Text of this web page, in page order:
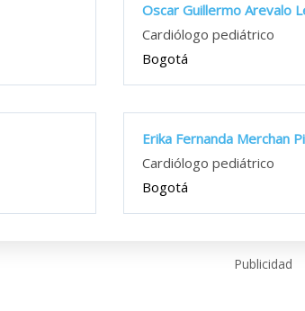
Oscar Guillermo Arevalo
Cardiólogo pediátrico
Bogotá
Erika Fernanda Merchan
Cardiólogo pediátrico
Bogotá
Publicidad